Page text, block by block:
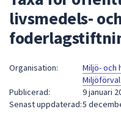
livsmedels-
Organisation: Miljö- och
Publicerad:
9 januari
Senast uppdaterad:5